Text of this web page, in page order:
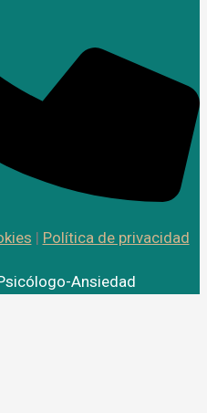
| Política de privacidad
Ansiedad